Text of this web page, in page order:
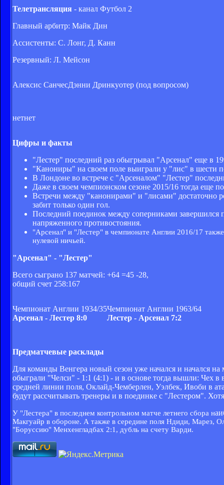
Телетрансляция - канал Футбол 2
Главный арбитр: Майк Дин
Ассистенты: С. Лонг, Д. Канн
Резервный: Л. Мейсон
Алексис СанчесДэнни Дринкуотер (под вопросом)
нетнет
Цифры и факты
"Лестер" последний раз обыгрывал "Арсенал" еще в
"Канониры" на своем поле выиграли у "лис" в шести
В Лондоне во встрече с "Арсеналом" "Лестер"
Даже в своем чемпионском сезоне 2015/16 тогда еще
Встречи между "канонирами" и "лисами" достаточно
забит только один гол.
Последний поединок между соперниками завершился
напряженного противостояния.
"Арсенал" и "Лестер" в чемпионате Англии 2016/17
нулевой ничьей.
"Арсенал" - "Лестер"
Всего сыграно 137 матчей: +64 =45 -28,
общий счет 258:167
Чемпионат Англии 1934/35
Арсенал - Лестер 8:0
Чемпионат Англии 1963/64
Лестер - Арсенал 7:2
Предматчевые расклады
Для команды Венгера новый сезон уже начался и начался
обыграли "Челси" - 1:1 (4:1) - и в основе тогда вышли: Чех
средней линии поля, Оклайд-Чемберлен, Уэлбек, Ивоби в
будут рассчитывать тренеры и в поединке с "Лестером".
У "Лестера" в последнем контрольном матче летнего сбора н
Макгуайр в обороне. А также в середине поля Ндиди, Марез,
"Боруссию" Менхенгладбах 2:1, дубль на счету Варди.